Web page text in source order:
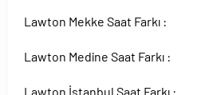
Lawton Mekke Saat Farkı :
Lawton Medine Saat Farkı :
Lawton İstanbul Saat Farkı :